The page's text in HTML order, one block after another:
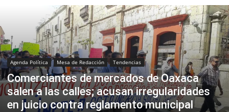
Oaxaca
Agenda Política Mesa de Redacción Tendencias
Comerciantes de mercados de Oaxaca
salen a las calles; acusan irregularidades
en juicio contra reglamento municipal